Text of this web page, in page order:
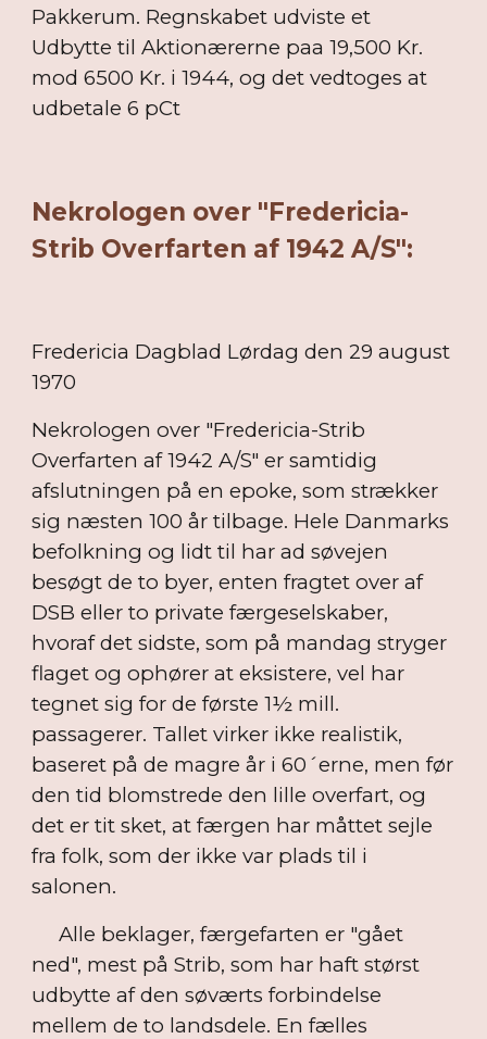
Pakkerum. Regnskabet udviste et
Udbytte til Aktionærerne paa 19,500 Kr.
mod 6500 Kr. i 1944, og det vedtoges at
udbetale 6 pCt
Nekrologen over "Fredericia-
Strib Overfarten af 1942 A/S":
Fredericia Dagblad Lørdag den 29 august
1970
Nekrologen over "Fredericia-Strib
Overfarten af 1942 A/S" er samtidig
afslutningen på en epoke, som strækker
sig næsten 100 år tilbage. Hele Danmarks
befolkning og lidt til har ad søvejen
besøgt de to byer, enten fragtet over af
DSB eller to private færgeselskaber,
hvoraf det sidste, som på mandag stryger
flaget og ophører at eksistere, vel har
tegnet sig for de første 1½ mill.
passagerer. Tallet virker ikke realistik,
baseret på de magre år i 60´erne, men før
den tid blomstrede den lille overfart, og
det er tit sket, at færgen har måttet sejle
fra folk, som der ikke var plads til i
salonen.
Alle beklager, færgefarten er "gået
ned", mest på Strib, som har haft størst
udbytte af den søværts forbindelse
mellem de to landsdele. En fælles